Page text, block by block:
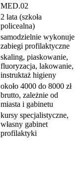
MED.02
2 lata (szkoła
policealna)
samodzielnie wykonuje
zabiegi profilaktyczne
skaling, piaskowanie,
fluoryzacja, lakowanie,
instruktaż higieny
około 4000 do 8000 zł
brutto, zależnie od
miasta i gabinetu
kursy specjalistyczne,
własny gabinet
profilaktyki